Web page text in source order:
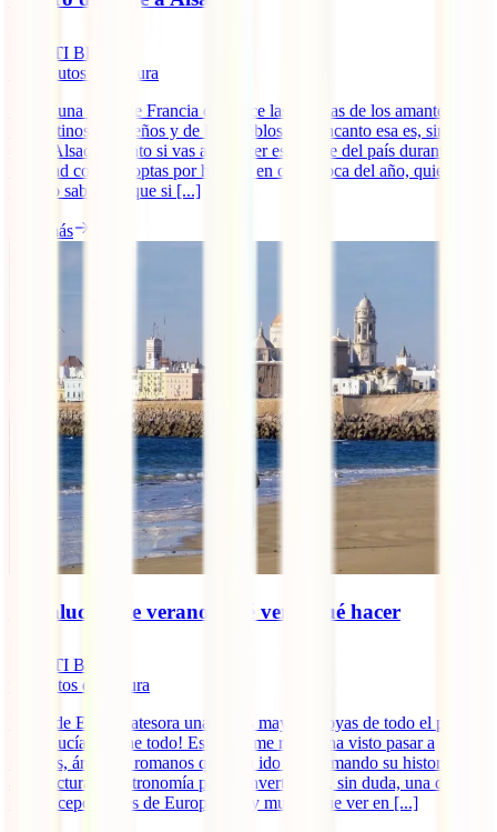
IATI Blog
minutos de lectura
Si hay una zona de Francia que hace las delicias de los amantes de
los destinos navideños y de los pueblos con encanto esa es, sin
duda, Alsacia. Tanto si vas a conocer esta parte del país durante la
Navidad como si optas por hacerlo en otra época del año, quieres
hacerlo sabiendo que si [...]
Leer más
Andalucía este verano: qué ver y qué hacer
IATI Blog
minutos de lectura
El sur de España atesora una de las mayores joyas de todo el país.
¡Andalucía lo tiene todo! Este enorme región ha visto pasar a
fenicios, árabes o romanos que han ido conformando su historia,
arquitectura y gastronomía para convertirla en, sin duda, una de las
más excepcionales de Europa. ¡Hay mucho que ver en [...]